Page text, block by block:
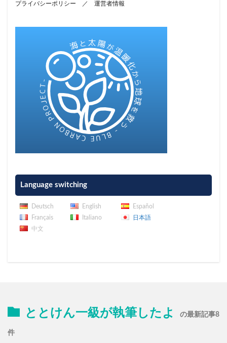
プライバシーポリシー ／ 運営者情報
Language switching
Deutsch English
Español
Français
Italiano
日本語
中文
ととけん一級が執筆したよ の最新記事8
件